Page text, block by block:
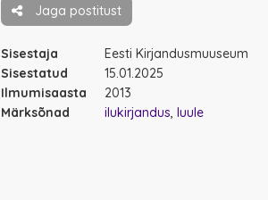
Jaga postitust
Sisestaja
Eesti Kirjandusmuuseum
Sisestatud
15.01.2025
Ilmumisaasta
2013
Märksõnad
ilukirjandus luule